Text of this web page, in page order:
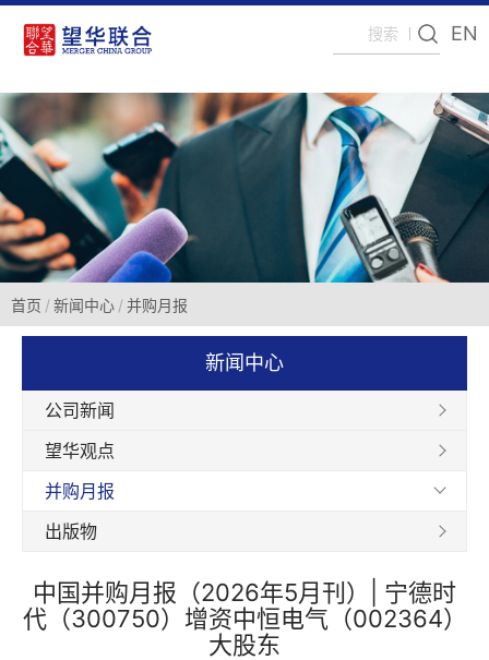
EN
首页 新闻中心 并购月报
新闻中心
公司新闻
望华观点
并购月报
出版物
中国并购月报（2026年5月刊）| 宁德时
代（300750）增资中恒电气（002364）
大股东